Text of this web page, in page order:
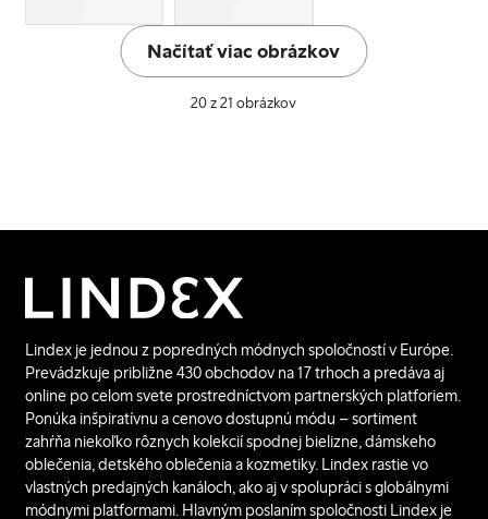
Načítať viac obrázkov
20 z 21 obrázkov
Lindex je jednou z popredných módnych spoločností v Európe.
Prevádzkuje približne 430 obchodov na 17 trhoch a predáva aj
online po celom svete prostredníctvom partnerských platforiem.
Ponúka inšpiratívnu a cenovo dostupnú módu – sortiment
zahŕňa niekoľko rôznych kolekcií spodnej bielizne, dámskeho
oblečenia, detského oblečenia a kozmetiky. Lindex rastie vo
vlastných predajných kanáloch, ako aj v spolupráci s globálnymi
módnymi platformami. Hlavným poslaním spoločnosti Lindex je